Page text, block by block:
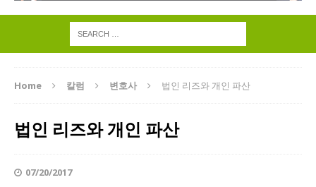
Home 칼럼 변호사 법인 리즈와 개인 파산
법인 리즈와 개인 파산
07/20/2017